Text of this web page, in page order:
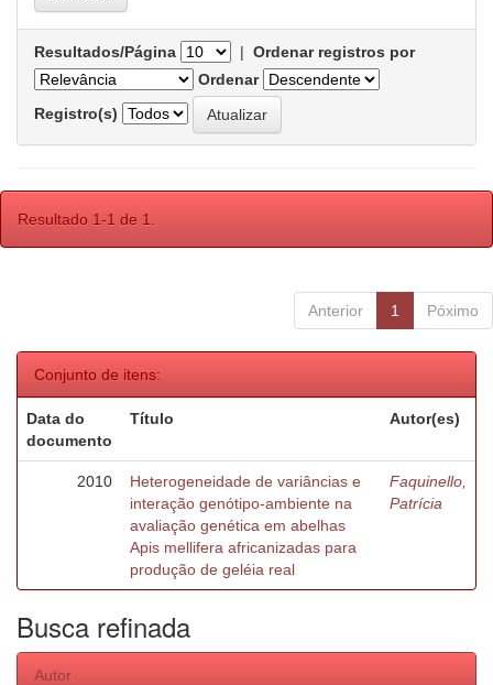
Resultados/Página | Ordenar registros por
Ordenar
Registro(s)
Resultado 1-1 de 1.
Anterior 1 Póximo
Conjunto de itens:
Data do
documento
Título Autor(es)
2010
Heterogeneidade de variâncias e
interação genótipo-ambiente na
avaliação genética em abelhas
Apis mellifera africanizadas para
produção de geléia real
Faquinello,
Patrícia
Busca refinada
Autor